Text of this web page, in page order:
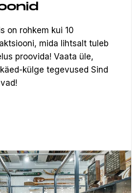
on rohkem kui 10
mida lihtsalt tuleb
proovida! Vaata üle,
külge tegevused Sind